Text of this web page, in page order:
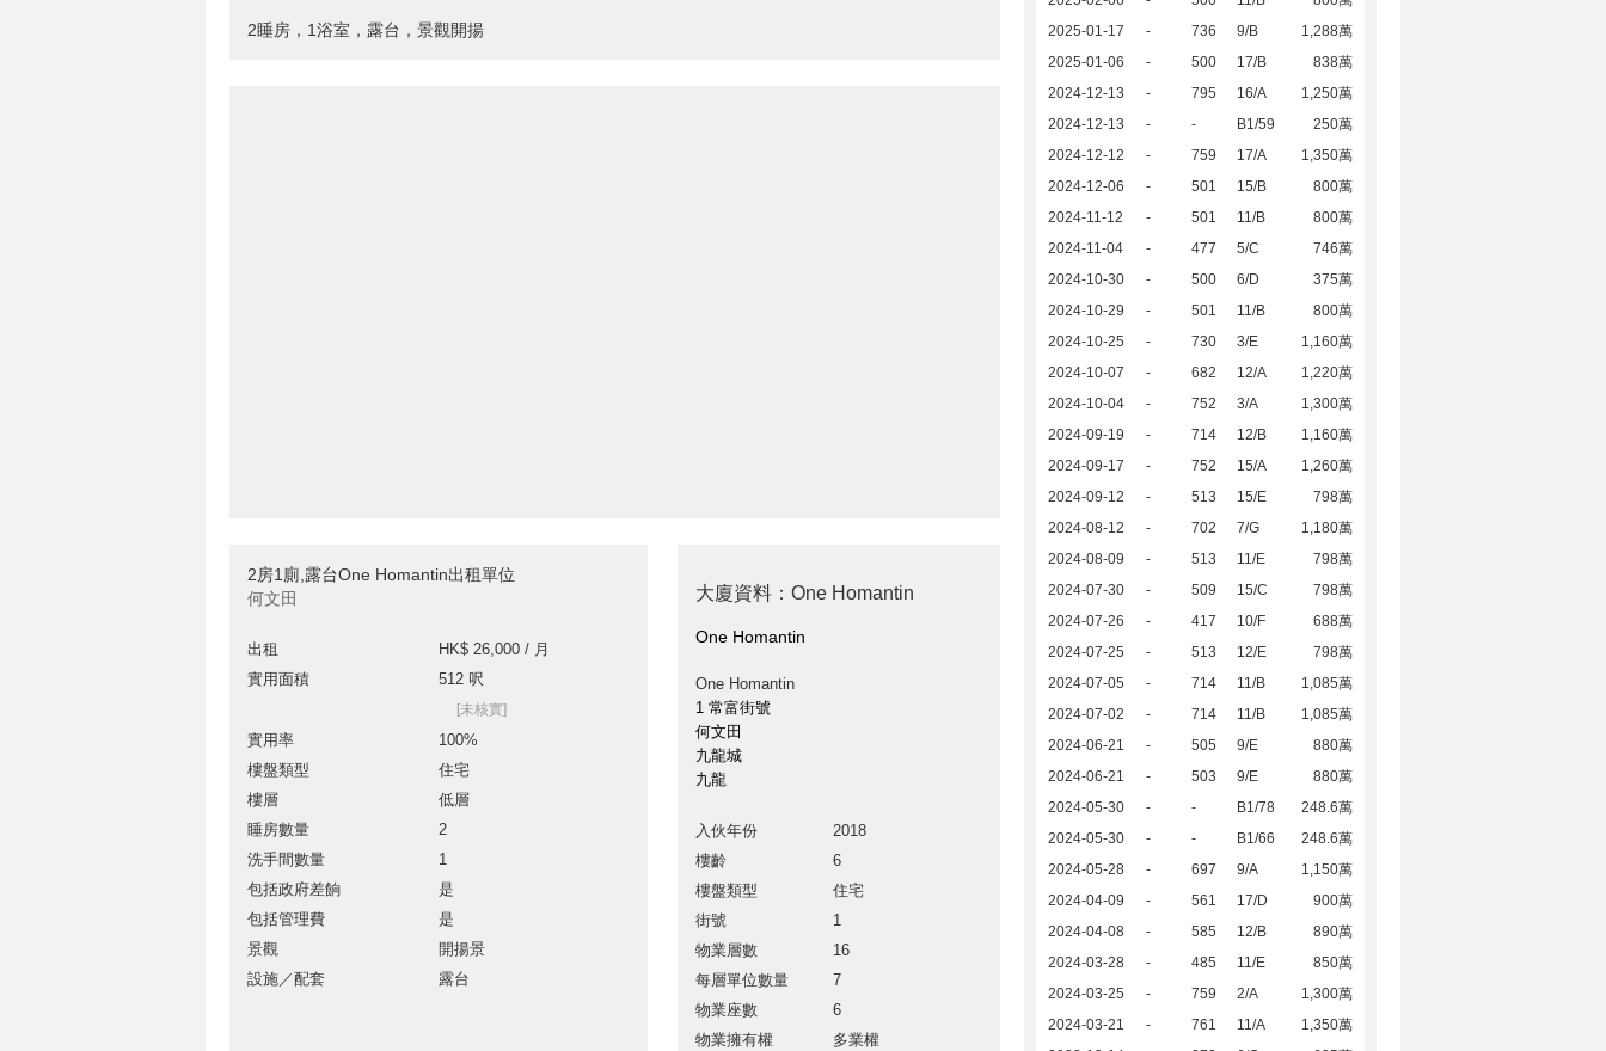
2睡房，1浴室，露台，景觀開揚
2房1廁,露台One Homantin出租單位
何文田
出租
HK$ 26,000 / 月
實用面積
512 呎
[未核實]
實用率
100%
樓盤類型
住宅
樓層
低層
睡房數量
2
洗手間數量
1
包括政府差餉
是
包括管理費
是
景觀
開揚景
設施／配套
露台
大廈資料：One Homantin
One Homantin
One Homantin
1 常富街號
何文田
九龍城
九龍
入伙年份
2018
樓齡
6
樓盤類型
住宅
街號
1
物業層數
16
每層單位數量
7
物業座數
6
物業擁有權
多業權
2025-01-17
- 736 9/B
1,288萬
2025-01-06
- 500 17/B
838萬
2024-12-13
- 795 16/A
1,250萬
2024-12-13
- - B1/59
250萬
2024-12-12
- 759 17/A
1,350萬
2024-12-06
- 501 15/B
800萬
2024-11-12
- 501 11/B
800萬
2024-11-04
- 477 5/C
746萬
2024-10-30
- 500 6/D
375萬
2024-10-29
- 501 11/B
800萬
2024-10-25
- 730 3/E
1,160萬
2024-10-07
- 682 12/A
1,220萬
2024-10-04
- 752 3/A
1,300萬
2024-09-19
- 714 12/B
1,160萬
2024-09-17
- 752 15/A
1,260萬
2024-09-12
- 513 15/E
798萬
2024-08-12
- 702 7/G
1,180萬
2024-08-09
- 513 11/E
798萬
2024-07-30
- 509 15/C
798萬
2024-07-26
- 417 10/F
688萬
2024-07-25
- 513 12/E
798萬
2024-07-05
- 714 11/B
1,085萬
2024-07-02
- 714 11/B
1,085萬
2024-06-21
- 505 9/E
880萬
2024-06-21
- 503 9/E
880萬
2024-05-30
- - B1/78
248.6萬
2024-05-30
- - B1/66
248.6萬
2024-05-28
- 697 9/A
1,150萬
2024-04-09
- 561 17/D
900萬
2024-04-08
- 585 12/B
890萬
2024-03-28
- 485 11/E
850萬
2024-03-25
- 759 2/A
1,300萬
2024-03-21
- 761 11/A
1,350萬